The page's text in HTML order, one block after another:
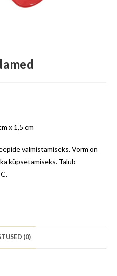
x 1,5 cm
valmistamiseks. Vorm on
küpsetamiseks. Talub
(0)